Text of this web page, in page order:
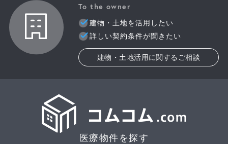
To the owner
建物・土地を活用したい
詳しい契約条件が聞きたい
建物・土地活用に関するご相談
医療物件を探す